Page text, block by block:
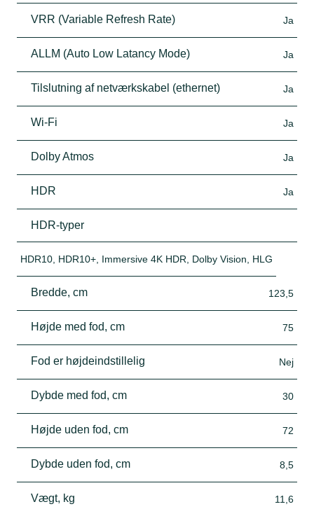
VRR (Variable Refresh Rate) Ja
ALLM (Auto Low Latancy Mode) Ja
Tilslutning af netværkskabel (ethernet) Ja
Wi-Fi Ja
Dolby Atmos Ja
HDR Ja
HDR-typer
HDR10, HDR10+, Immersive 4K HDR, Dolby Vision, HLG
Bredde, cm 123,5
Højde med fod, cm 75
Fod er højdeindstillelig Nej
Dybde med fod, cm 30
Højde uden fod, cm 72
Dybde uden fod, cm 8,5
Vægt, kg 11,6